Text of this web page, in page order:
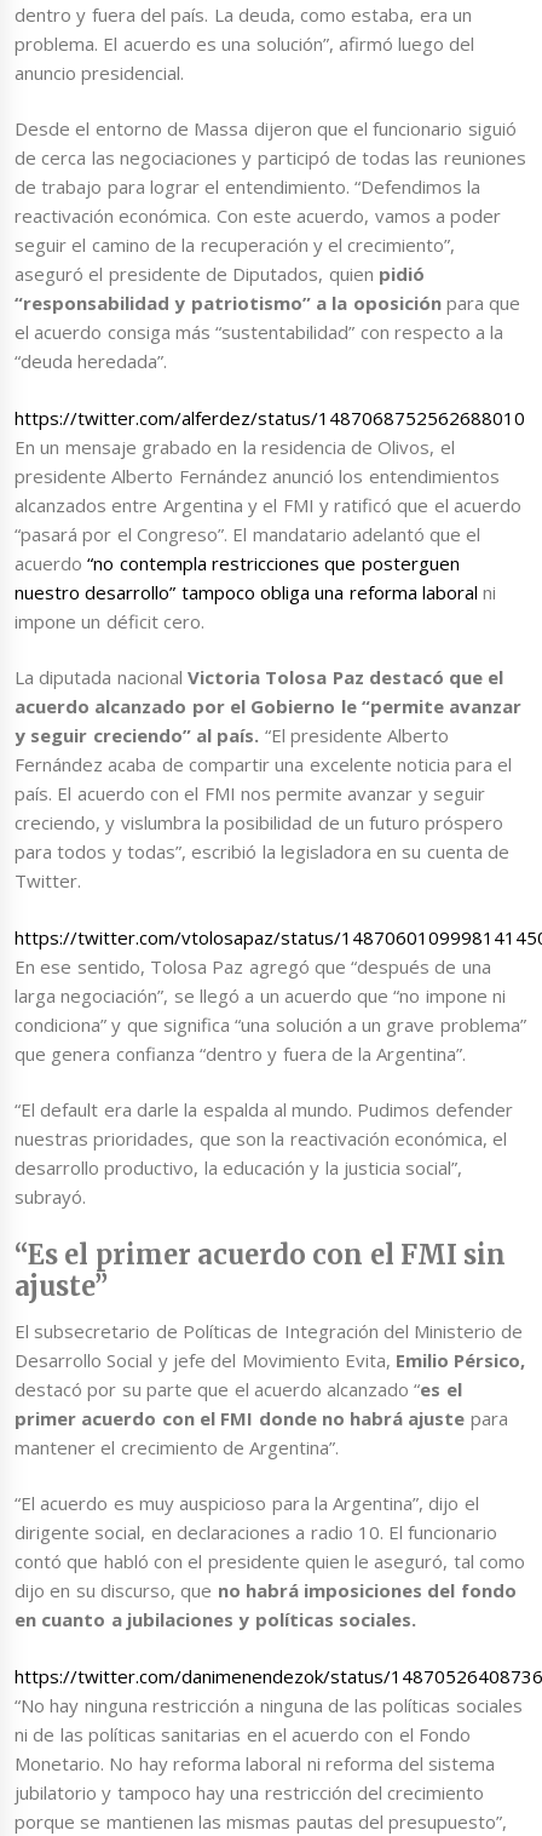
dentro y fuera del país. La deuda, como estaba, era un
problema. El acuerdo es una solución”, afirmó luego del
anuncio presidencial.
Desde el entorno de Massa dijeron que el funcionario siguió
de cerca las negociaciones y participó de todas las reuniones
de trabajo para lograr el entendimiento. “Defendimos la
reactivación económica. Con este acuerdo, vamos a poder
seguir el camino de la recuperación y el crecimiento”,
aseguró el presidente de Diputados, quien pidió
“responsabilidad y patriotismo” a la oposiciónpara que
el acuerdo consiga más “sustentabilidad” con respecto a la
“deuda heredada”.
https://twitter.com/alferdez/status/1487068752562688010
En un mensaje grabado en la residencia de Olivos, el
presidente Alberto Fernández anunció los entendimientos
alcanzados entre Argentina y el FMI y ratificó que el acuerdo
“pasará por el Congreso”. El mandatario adelantó que el
acuerdo“no contempla restricciones que posterguen
nuestro desarrollo” tampoco obliga una reforma laboral ni
impone un déficit cero.
La diputada nacional Victoria Tolosa Paz destacó que el
acuerdo alcanzado por el Gobierno le “permite avanzar
y seguir creciendo” al país. “El presidente Alberto
Fernández acaba de compartir una excelente noticia para el
país. El acuerdo con el FMI nos permite avanzar y seguir
creciendo, y vislumbra la posibilidad de un futuro próspero
para todos y todas”, escribió la legisladora en su cuenta de
Twitter.
https://twitter.com/vtolosapaz/status/
En ese sentido, Tolosa Paz agregó que “después de una
larga negociación”, se llegó a un acuerdo que “no impone ni
condiciona” y que significa “una solución a un grave problema”
que genera confianza “dentro y fuera de la Argentina”.
“El default era darle la espalda al mundo. Pudimos defender
nuestras prioridades, que son la reactivación económica, el
desarrollo productivo, la educación y la justicia social”,
subrayó.
“Es el primer acuerdo con el FMI sin
ajuste”
El subsecretario de Políticas de Integración del Ministerio de
Desarrollo Social y jefe del Movimiento Evita, Emilio Pérsico,
destacó por su parte que el acuerdo alcanzado “es el
primer acuerdo con el FMI donde no habrá ajuste para
mantener el crecimiento de Argentina”.
“El acuerdo es muy auspicioso para la Argentina”, dijo el
dirigente social, en declaraciones a radio 10. El funcionario
contó que habló con el presidente quien le aseguró, tal como
dijo en su discurso, que no habrá imposiciones del fondo
en cuanto a jubilaciones y políticas sociales.
https://twitter.com/danimenendezok/status/
“No hay ninguna restricción a ninguna de las políticas sociales
ni de las políticas sanitarias en el acuerdo con el Fondo
Monetario. No hay reforma laboral ni reforma del sistema
jubilatorio y tampoco hay una restricción del crecimiento
porque se mantienen las mismas pautas del presupuesto”,